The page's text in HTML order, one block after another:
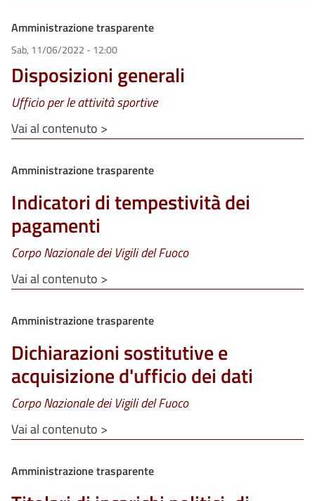
Clone di
Amministrazione trasparente
Sab, 11/06/2022 - 12:00
Disposizioni generali
Ufficio per le attività sportive
Vai al contenuto >
Clone di
Amministrazione trasparente
Indicatori di tempestività dei
pagamenti
Corpo Nazionale dei Vigili del Fuoco
Vai al contenuto >
Clone di
Amministrazione trasparente
Dichiarazioni sostitutive e
acquisizione d'ufficio dei dati
Corpo Nazionale dei Vigili del Fuoco
Vai al contenuto >
Clone di
Amministrazione trasparente